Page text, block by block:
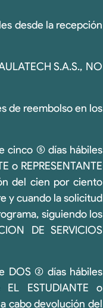
desde la recepción
S.A.S., NO
de reembolso en los
cinco (5) días hábiles
REPRESENTANTE
del cien por ciento
y cuando la solicitud
siguiendo los
DE SERVICIOS
(2) días hábiles
ESTUDIANTE o
a cabo devolución del